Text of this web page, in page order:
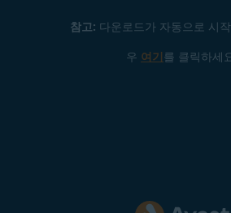
참고: 다운로드가 자동으로 시
우 여기를 클릭하세